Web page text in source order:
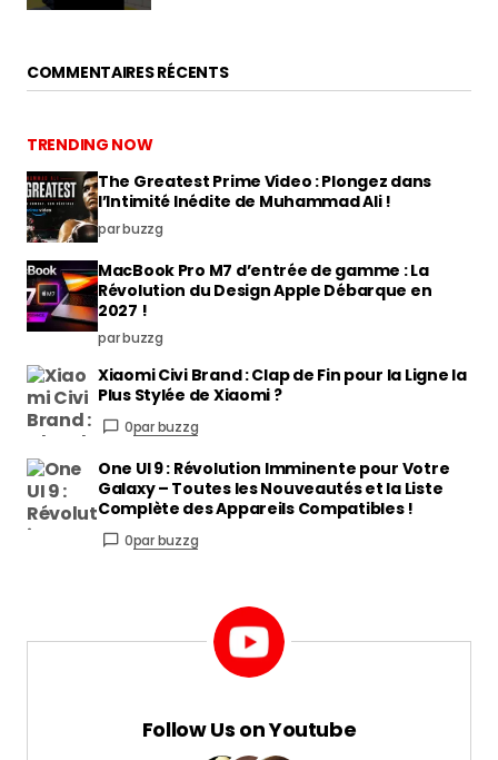
COMMENTAIRES RÉCENTS
TRENDING NOW
The Greatest Prime Video : Plongez dans
l’Intimité Inédite de Muhammad Ali !
par buzzg
MacBook Pro M7 d’entrée de gamme : La
Révolution du Design Apple Débarque en
2027 !
par buzzg
Xiaomi Civi Brand : Clap de Fin pour la Ligne la
Plus Stylée de Xiaomi ?
0par buzzg
One UI 9 : Révolution Imminente pour Votre
Galaxy – Toutes les Nouveautés et la Liste
Complète des Appareils Compatibles !
0par buzzg
Follow Us on Youtube